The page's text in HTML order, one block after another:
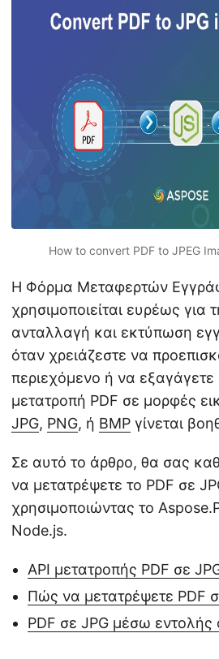
How to convert PDF to JPEG
Η Φόρμα Μεταφερτών
χρησιμοποιείται ευρέως για
ανταλλαγή και εκτύπωση
όταν χρειάζεστε να
περιεχόμενο ή να εξαγάγετε
μετατροπή PDF σε μορφές
JPG, PNG, ή BMP γίνεται
Σε αυτό το άρθρο, θα σας
να μετατρέψετε το PDF σε
χρησιμοποιώντας το
Node.js.
API μετατροπής PDF σε
Πώς να μετατρέψετε PDF
PDF σε JPG μέσω εντολής